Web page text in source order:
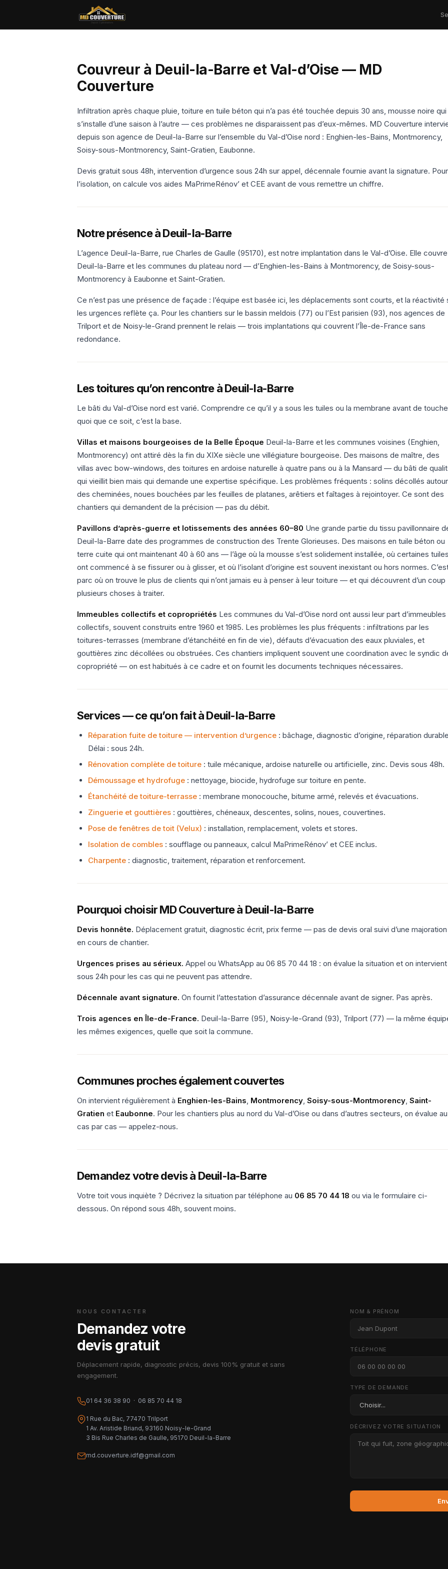
Couvreur à Deuil-la-Barre et Val-d’Oise — MD
Couverture
Infiltration après chaque pluie, toiture en tuile béton qui n’a pas été touchée depuis 30 ans, mousse noire qui
s’installe d’une saison à l’autre — ces problèmes ne disparaissent pas d’eux-mêmes. MD Couverture
depuis son agence de Deuil-la-Barre sur l’ensemble du Val-d’Oise nord : Enghien-les-Bains, Montmorency,
Soisy-sous-Montmorency, Saint-Gratien, Eaubonne.
Devis gratuit sous 48h, intervention d’urgence sous 24h sur appel, décennale fournie avant la signature. Pour
l’isolation, on calcule vos aides MaPrimeRénov’ et CEE avant de vous remettre un chiffre.
Notre présence à Deuil-la-Barre
L’agence Deuil-la-Barre, rue Charles de Gaulle (95170), est notre implantation dans le Val-d’Oise. Elle couvre
Deuil-la-Barre et les communes du plateau nord — d’Enghien-les-Bains à Montmorency, de Soisy-sous-
Montmorency à Eaubonne et Saint-Gratien.
Ce n’est pas une présence de façade : l’équipe est basée ici, les déplacements sont courts, et la réactivité
les urgences reflète ça. Pour les chantiers sur le bassin meldois (77) ou l’Est parisien (93), nos agences de
Trilport et de Noisy-le-Grand prennent le relais — trois implantations qui couvrent l’Île-de-France sans
redondance.
Les toitures qu’on rencontre à Deuil-la-Barre
Le bâti du Val-d’Oise nord est varié. Comprendre ce qu’il y a sous les tuiles ou la membrane avant de
quoi que ce soit, c’est la base.
Villas et maisons bourgeoises de la Belle Époque Deuil-la-Barre et les communes voisines (Enghien,
Montmorency) ont attiré dès la fin du XIXe siècle une villégiature bourgeoise. Des maisons de maître, des
villas avec bow-windows, des toitures en ardoise naturelle à quatre pans ou à la Mansard — du bâti de
qui vieillit bien mais qui demande une expertise spécifique. Les problèmes fréquents : solins décollés autour
des cheminées, noues bouchées par les feuilles de platanes, arêtiers et faîtages à rejointoyer. Ce sont des
chantiers qui demandent de la précision — pas du débit.
Pavillons d’après-guerre et lotissements des années 60–80 Une grande partie du tissu pavillonnaire
Deuil-la-Barre date des programmes de construction des Trente Glorieuses. Des maisons en tuile béton ou
terre cuite qui ont maintenant 40 à 60 ans — l’âge où la mousse s’est solidement installée, où certaines
ont commencé à se fissurer ou à glisser, et où l’isolant d’origine est souvent inexistant ou hors normes.
parc où on trouve le plus de clients qui n’ont jamais eu à penser à leur toiture — et qui découvrent d’un coup
plusieurs choses à traiter.
Immeubles collectifs et copropriétés Les communes du Val-d’Oise nord ont aussi leur part d’immeubles
collectifs, souvent construits entre 1960 et 1985. Les problèmes les plus fréquents : infiltrations par les
toitures-terrasses (membrane d’étanchéité en fin de vie), défauts d’évacuation des eaux pluviales, et
gouttières zinc décollées ou obstruées. Ces chantiers impliquent souvent une coordination avec le syndic
copropriété — on est habitués à ce cadre et on fournit les documents techniques nécessaires.
Services — ce qu’on fait à Deuil-la-Barre
Réparation fuite de toiture — intervention d’urgence : bâchage, diagnostic d’origine, réparation
Délai : sous 24h.
Rénovation complète de toiture : tuile mécanique, ardoise naturelle ou artificielle, zinc. Devis sous 48h.
Démoussage et hydrofuge : nettoyage, biocide, hydrofuge sur toiture en pente.
Étanchéité de toiture-terrasse : membrane monocouche, bitume armé, relevés et évacuations.
Zinguerie et gouttières : gouttières, chéneaux, descentes, solins, noues, couvertines.
Pose de fenêtres de toit (Velux) : installation, remplacement, volets et stores.
Isolation de combles : soufflage ou panneaux, calcul MaPrimeRénov’ et CEE inclus.
Charpente : diagnostic, traitement, réparation et renforcement.
Pourquoi choisir MD Couverture à Deuil-la-Barre
Devis honnête. Déplacement gratuit, diagnostic écrit, prix ferme — pas de devis oral suivi d’une majoration
en cours de chantier.
Urgences prises au sérieux. Appel ou WhatsApp au 06 85 70 44 18 : on évalue la situation et on intervient
sous 24h pour les cas qui ne peuvent pas attendre.
Décennale avant signature. On fournit l’attestation d’assurance décennale avant de signer. Pas après.
Trois agences en Île-de-France. Deuil-la-Barre (95), Noisy-le-Grand (93), Trilport (77) — la même
les mêmes exigences, quelle que soit la commune.
Communes proches également couvertes
On intervient régulièrement à Enghien-les-Bains, Montmorency, Soisy-sous-Montmorency, Saint-
Gratien et Eaubonne. Pour les chantiers plus au nord du Val-d’Oise ou dans d’autres secteurs, on évalue au
cas par cas — appelez-nous.
Demandez votre devis à Deuil-la-Barre
Votre toit vous inquiète ? Décrivez la situation par téléphone au 06 85 70 44 18 ou via le formulaire ci-
dessous. On répond sous 48h, souvent moins.
NOUS CONTACTER
Demandez votre
devis gratuit
Déplacement rapide, diagnostic précis, devis 100% gratuit et sans
engagement.
01 64 36 38 90 · 06 85 70 44 18
1 Rue du Bac, 77470 Trilport
1 Av. Aristide Briand, 93160 Noisy-le-Grand
3 Bis Rue Charles de Gaulle, 95170 Deuil-la-Barre
md.couverture.idf@gmail.com
NOM & PRÉNOM
TÉLÉPHONE
TYPE DE DEMANDE
DÉCRIVEZ VOTRE SITUATION